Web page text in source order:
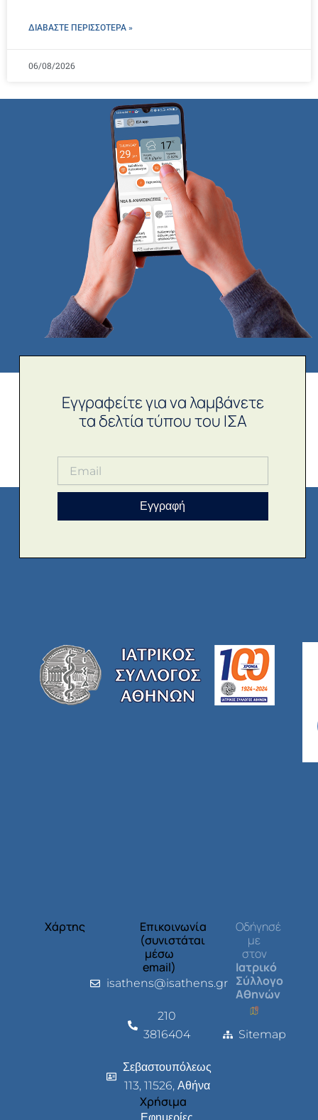
ΔΙΑΒΑΣΤΕ ΠΕΡΙΣΣΌΤΕΡΑ »
06/08/2026
Εγγραφείτε για να λαμβάνετε
τα δελτία τύπου του ΙΣΑ
Εγγραφή
Χάρτης
Επικοινωνία
(συνιστάται
μέσω
email)
isathens@isathens.gr
210
3816404
Σεβαστουπόλεως
113, 11526, Αθήνα
Χρήσιμα
Οδήγησέ
με
στον
Ιατρικό
Σύλλογο
Αθηνών
Sitemap